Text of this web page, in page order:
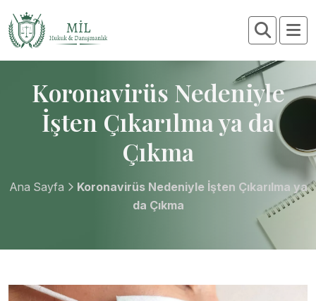
Koronavirüs Nedeniyle
İşten Çıkarılma ya da
Çıkma
Ana Sayfa
Koronavirüs Nedeniyle İşten Çıkarılma ya
da Çıkma